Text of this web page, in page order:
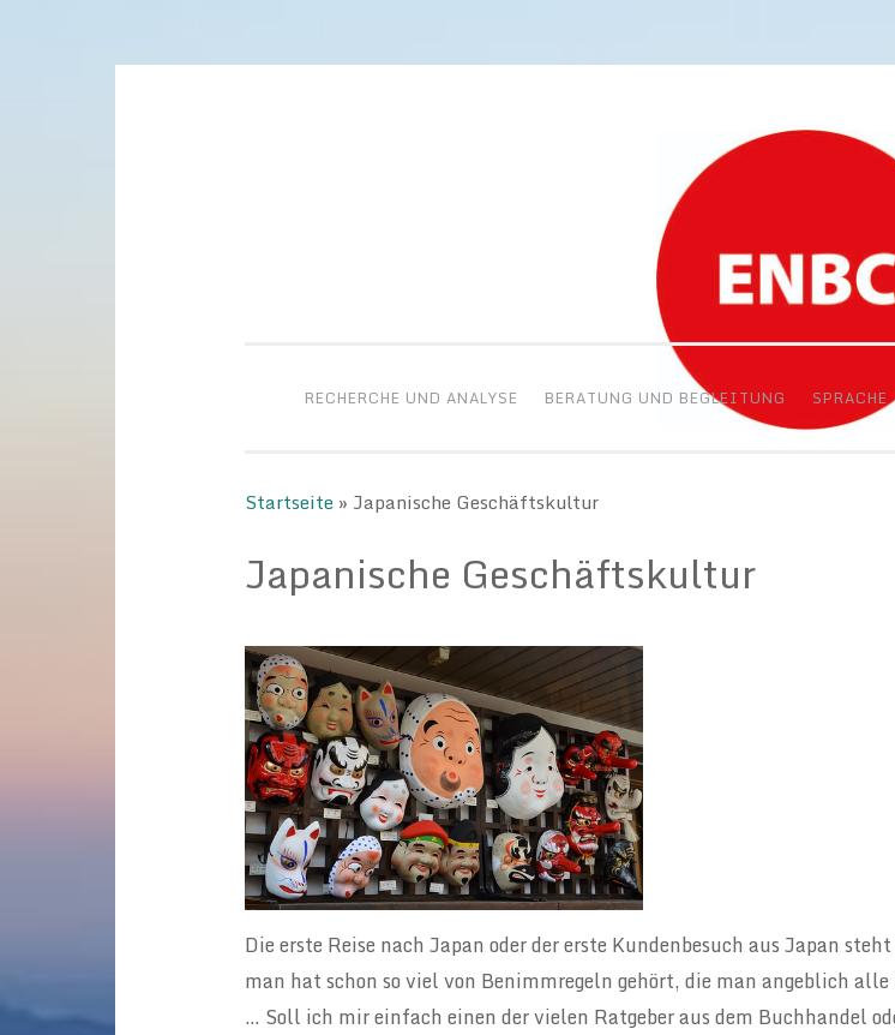
RECHERCHE UND ANALYSE BERATUNG UND BEGLEITUNG SPRACHE
Startseite » Japanische Geschäftskultur
Japanische Geschäftskultur
Die erste Reise nach Japan oder der erste Kundenbesuch aus Japan
man hat schon so viel von Benimmregeln gehört, die man angeblich alle
… Soll ich mir einfach einen der vielen Ratgeber aus dem Buchhandel